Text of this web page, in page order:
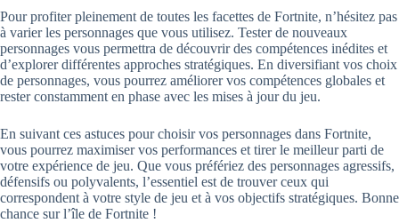
Pour profiter pleinement de toutes les facettes de Fortnite, n’hésitez pas
à varier les personnages que vous utilisez. Tester de nouveaux
personnages vous permettra de découvrir des compétences inédites et
d’explorer différentes approches stratégiques. En diversifiant vos choix
de personnages, vous pourrez améliorer vos compétences globales et
rester constamment en phase avec les mises à jour du jeu.
En suivant ces astuces pour choisir vos personnages dans Fortnite,
vous pourrez maximiser vos performances et tirer le meilleur parti de
votre expérience de jeu. Que vous préfériez des personnages agressifs,
défensifs ou polyvalents, l’essentiel est de trouver ceux qui
correspondent à votre style de jeu et à vos objectifs stratégiques. Bonne
chance sur l’île de Fortnite !